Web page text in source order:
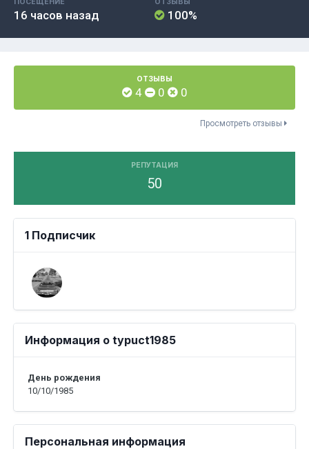
16 часов назад 100%
ОТЗЫВЫ
4 0 0
Просмотреть отзывы
РЕПУТАЦИЯ
50
1 Подписчик
Информация о typuct1985
День рождения
10/10/1985
Персональная информация